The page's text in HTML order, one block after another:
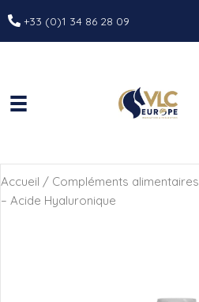
+33 (0)1 34 86 28 09
Accueil / Compléments alimentaires
– Acide Hyaluronique